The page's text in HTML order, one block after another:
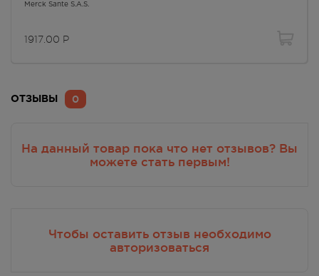
Merck Sante S.A.S.
1917.00 Р
0
ОТЗЫВЫ
Чтобы оставить отзыв необходимо
авторизоваться
На данный товар пока что нет отзывов? Вы
можете стать первым!